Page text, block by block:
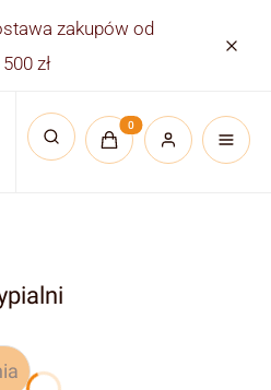
zakupów od
500 zł
Otwórz wyszukiwarkę
Produkty w